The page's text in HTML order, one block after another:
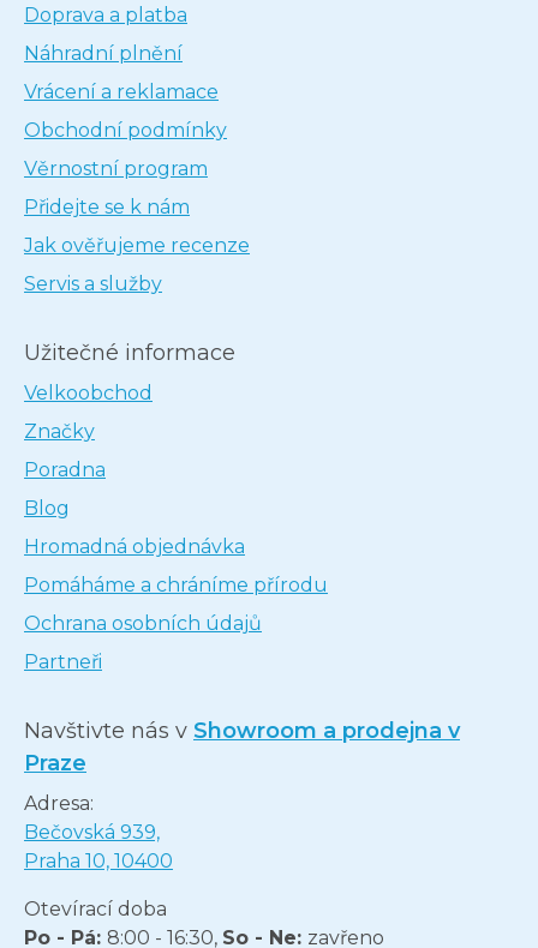
Doprava a platba
Náhradní plnění
Vrácení a reklamace
Obchodní podmínky
Věrnostní program
Přidejte se k nám
Jak ověřujeme recenze
Servis a služby
Užitečné informace
Velkoobchod
Značky
Poradna
Blog
Hromadná objednávka
Pomáháme a chráníme přírodu
Ochrana osobních údajů
Partneři
Navštivte nás v Showroom a prodejna v
Praze
Adresa:
Bečovská 939,
Praha 10, 10400
Otevírací doba
Po - Pá: 8:00 - 16:30, So - Ne: zavřeno